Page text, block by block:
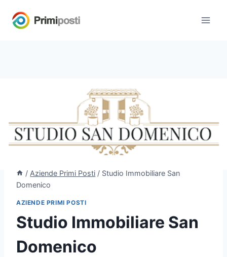
/ Aziende Primi Posti / Studio Immobiliare San
Domenico
AZIENDE PRIMI POSTI
Studio Immobiliare San
Domenico